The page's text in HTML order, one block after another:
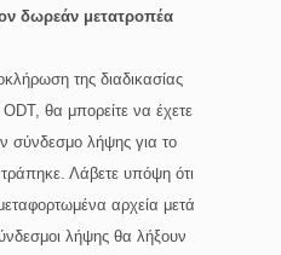
δωρεάν μετατροπέα
της διαδικασίας
θα μπορείτε να έχετε
σύνδεσμο λήψης για το
Λάβετε υπόψη ότι
αρχεία μετά
λήψης θα λήξουν